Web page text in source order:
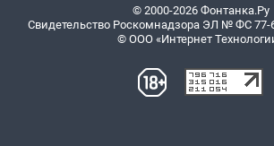
© 2000-2026 Фонтанка.Ру
Свидетельство Роскомнадзора ЭЛ № ФС 77-
© ООО «Интернет